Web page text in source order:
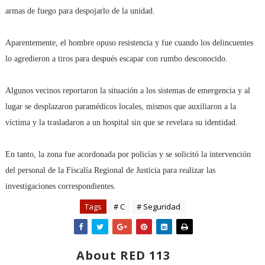
armas de fuego para despojarlo de la unidad.
Aparentemente, el hombre opuso resistencia y fue cuando los delincuentes
lo agredieron a tiros para después escapar con rumbo desconocido.
Algunos vecinos reportaron la situación a los sistemas de emergencia y al
lugar se desplazaron paramédicos locales, mismos que auxiliaron a la
víctima y la trasladaron a un hospital sin que se revelara su identidad.
En tanto, la zona fue acordonada por policías y se solicitó la intervención
del personal de la Fiscalía Regional de Justicia para realizar las
investigaciones correspondientes.
Tags # C # Seguridad
About RED 113